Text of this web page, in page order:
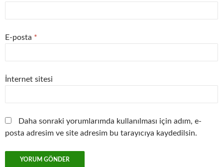
E-posta *
İnternet sitesi
Daha sonraki yorumlarımda kullanılması için adım, e-
posta adresim ve site adresim bu tarayıcıya kaydedilsin.